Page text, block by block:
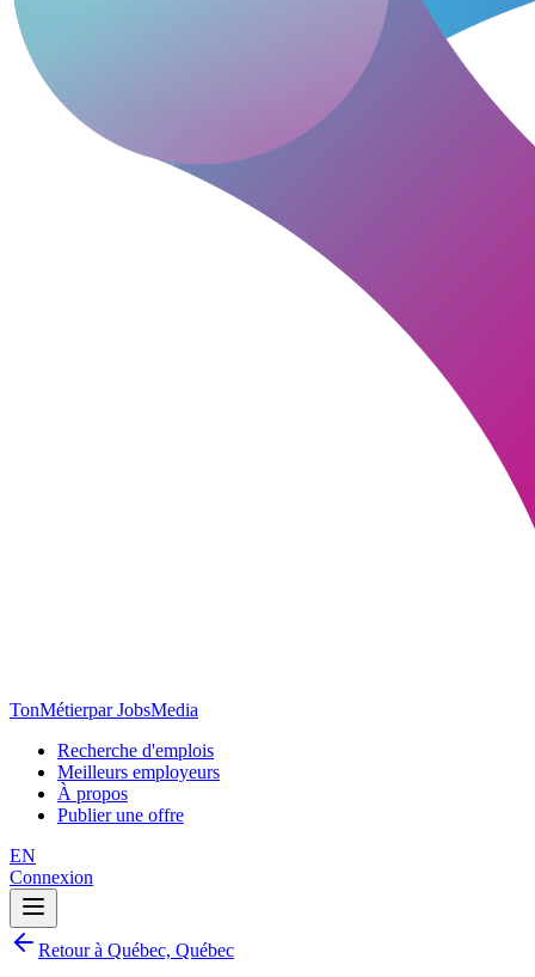
TonMétierpar JobsMedia
Recherche d'emplois
Meilleurs employeurs
À propos
Publier une offre
EN
Connexion
Retour à Québec, Québec